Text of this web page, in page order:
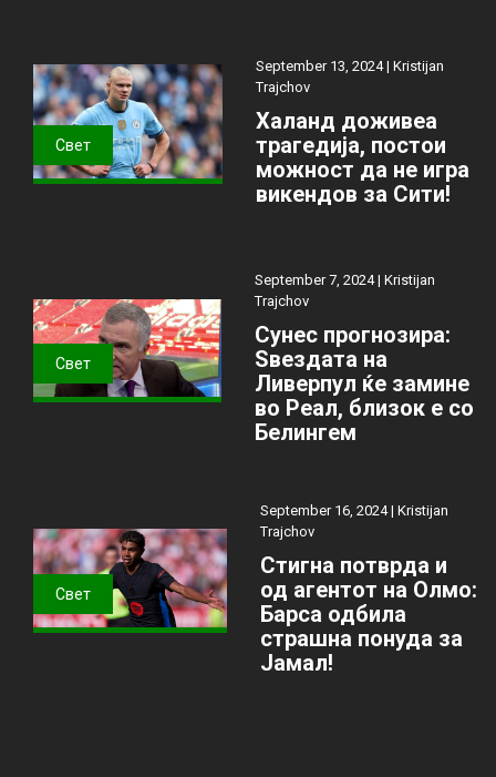
Свет
September 13, 2024 | Kristijan
Trajchov
Халанд доживеа
трагедија, постои
можност да не игра
викендов за Сити!
Свет
September 7, 2024 | Kristijan
Trajchov
Сунес прогнозира:
Ѕвездата на
Ливерпул ќе замине
во Реал, близок е со
Белингем
Свет
September 16, 2024 | Kristijan
Trajchov
Стигна потврда и
од агентот на Олмо:
Барса одбила
страшна понуда за
Јамал!